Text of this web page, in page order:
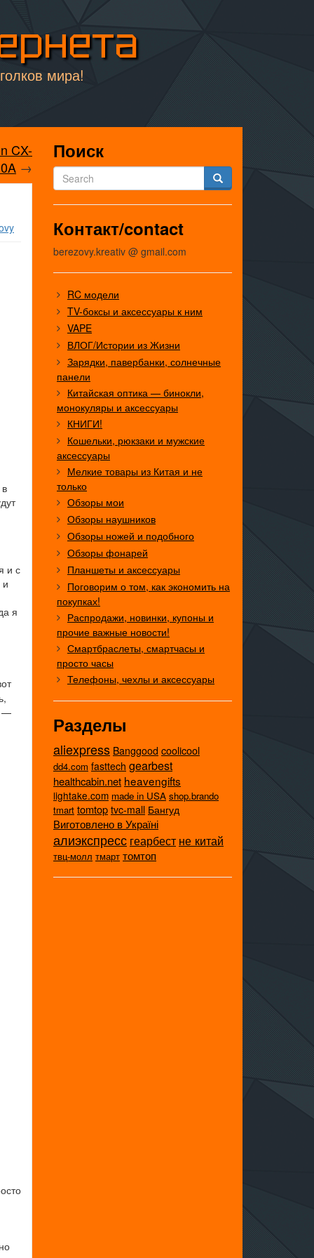
мира!
CX-
→
и с
и
я
—
Поиск
Контакт/contact
berezovy.kreativ @ gmail.com
RC модели
TV-боксы и аксессуары к ним
VAPE
ВЛОГ/Истории из Жизни
Зарядки, павербанки, солнечные
панели
Китайская оптика — бинокли,
монокуляры и аксессуары
КНИГИ!
Кошельки, рюкзаки и мужские
аксессуары
Мелкие товары из Китая и не
только
Обзоры мои
Обзоры наушников
Обзоры ножей и подобного
Обзоры фонарей
Планшеты и аксессуары
Поговорим о том, как экономить на
покупках!
Распродажи, новинки, купоны и
прочие важные новости!
Смартбраслеты, смартчасы и
просто часы
Телефоны, чехлы и аксессуары
Разделы
aliexpress Banggood coolicool
dd4.com fasttech gearbest
healthcabin.net heavengifts
lightake.com made in USA shop.brando
tmart tomtop tvc-mall Бангуд
Виготовлено в Україні
алиэкспресс геарбест не китай
твц-молл тмарт томтоп